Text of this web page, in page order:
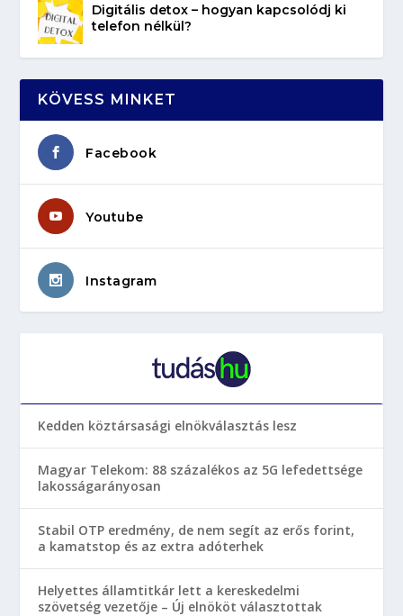
Digitális detox – hogyan kapcsolódj ki
telefon nélkül?
KÖVESS MINKET
Facebook
Youtube
Instagram
Kedden köztársasági elnökválasztás lesz
Magyar Telekom: 88 százalékos az 5G lefedettsége
lakosságarányosan
Stabil OTP eredmény, de nem segít az erős forint,
a kamatstop és az extra adóterhek
Helyettes államtitkár lett a kereskedelmi
szövetség vezetője – Új elnököt választottak